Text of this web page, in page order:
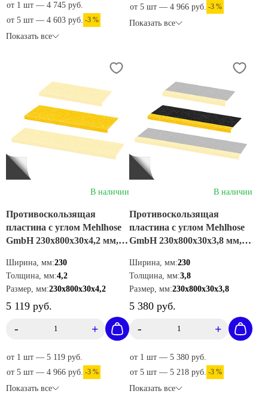
от 1 шт — 4 745 руб.
от 5 шт — 4 603 руб. -3 %
Показать все
от 5 шт — 4 966 руб. -3 %
Показать все
В наличии
Противоскользящая
пластина с углом Mehlhose
GmbH 230х800х30х4,2 мм,
GKXG2300800
Ширина, мм:230
Толщина, мм:4,2
Размер, мм:230х800х30х4,2
5 119 руб.
- +
от 1 шт — 5 119 руб.
от 5 шт — 4 966 руб. -3 %
Показать все
В наличии
Противоскользящая
пластина с углом Mehlhose
GmbH 230х800х30х3,8 мм,
GKMW2300800
Ширина, мм:230
Толщина, мм:3,8
Размер, мм:230х800х30х3,8
5 380 руб.
- +
от 1 шт — 5 380 руб.
от 5 шт — 5 218 руб. -3 %
Показать все